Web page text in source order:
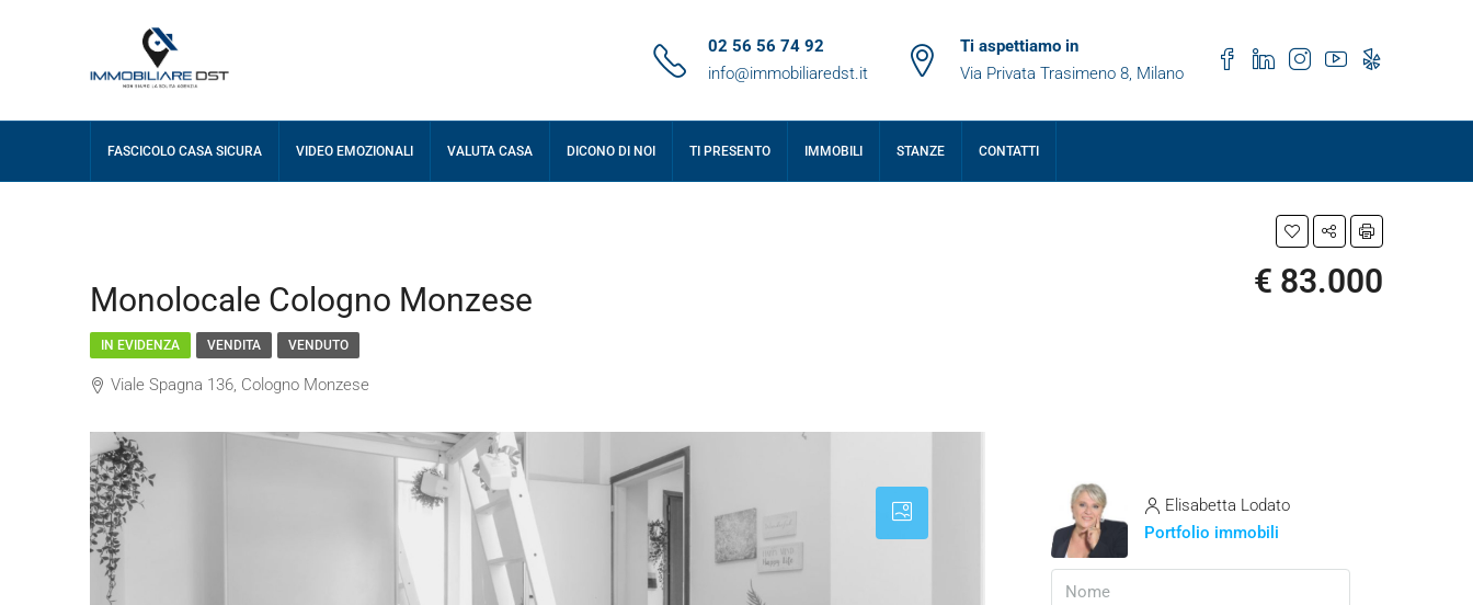
02 56 56 74 92
info@immobiliaredst.it
Ti aspettiamo in
Via Privata Trasimeno 8, Milano
FASCICOLO CASA SICURA VIDEO EMOZIONALI VALUTA CASA DICONO DI NOI TI PRESENTO IMMOBILI STANZE CONTATTI
Monolocale Cologno Monzese € 83.000
IN EVIDENZA VENDITA VENDUTO
Viale Spagna 136, Cologno Monzese
Elisabetta Lodato
Portfolio immobili